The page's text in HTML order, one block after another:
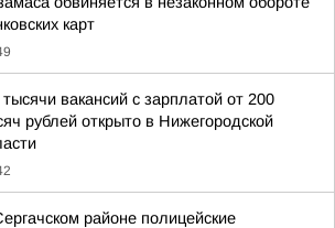
карт
вакансий с зарплатой от 200
рублей открыто в Нижегородской
районе полицейские